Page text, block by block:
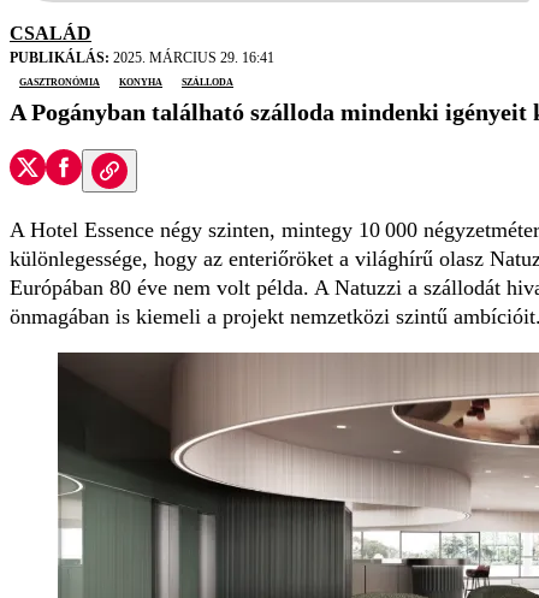
CSALÁD
PUBLIKÁLÁS: 2025. MÁRCIUS 29. 16:41
gasztronómia
konyha szálloda
A Pogányban található szálloda mindenki igényeit
A Hotel Essence négy szinten, mintegy 10 000
különlegessége, hogy az enteriőröket a világhírű olasz
Európában 80 éve nem volt példa. A Natuzzi a szállodát
önmagában is kiemeli a projekt nemzetközi szintű